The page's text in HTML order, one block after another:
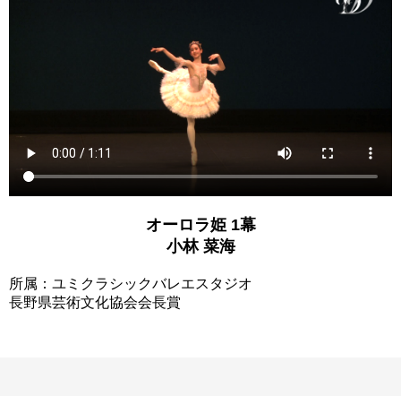
オーロラ姫 1幕
小林 菜海
所属：ユミクラシックバレエスタジオ
長野県芸術文化協会会長賞